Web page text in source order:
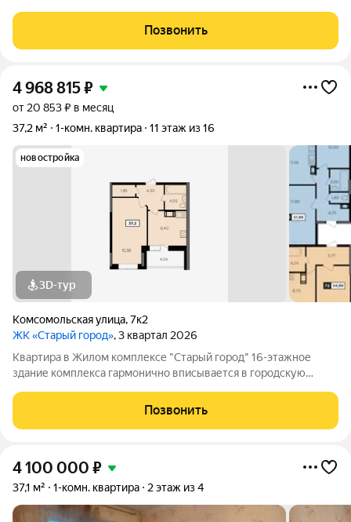
продуктов и т.д , можно так же поставить переносную плиту! В
комнате : личный
Позвонить
4 968 815₽
от 20 853 ₽ в месяц
37,2 м²
1-комн. квартира 11 этаж из 16
новостройка
3D-тур
Комсомольская улица,7к2
ЖК «Старый город», 3 квартал 2026
Квартира в Жилом комплексе "Старый город" 16-этажное
здание комплекса гармонично вписывается в городскую
различных планировок ждут своих счастливых обладателей.
Современные технологии и
Позвонить
4 100 000 ₽
37,1 м² 1-комн. квартира 2 этаж из 4